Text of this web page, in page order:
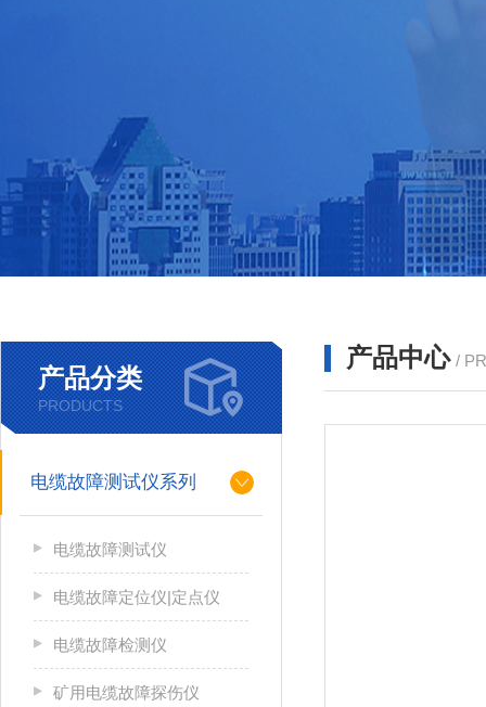
产品分类
PRODUCTS
电缆故障测试仪系列
电缆故障测试仪
电缆故障定位仪|定点仪
电缆故障检测仪
矿用电缆故障探伤仪
产品中心 /